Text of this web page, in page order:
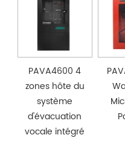
PAVA4600 4
zones hôte du
système
d'évacuation
vocale intégré